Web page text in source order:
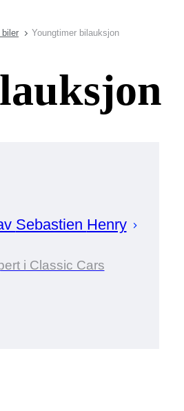
Youngtimer bilauksjon
Sebastien Henry
i Classic Cars